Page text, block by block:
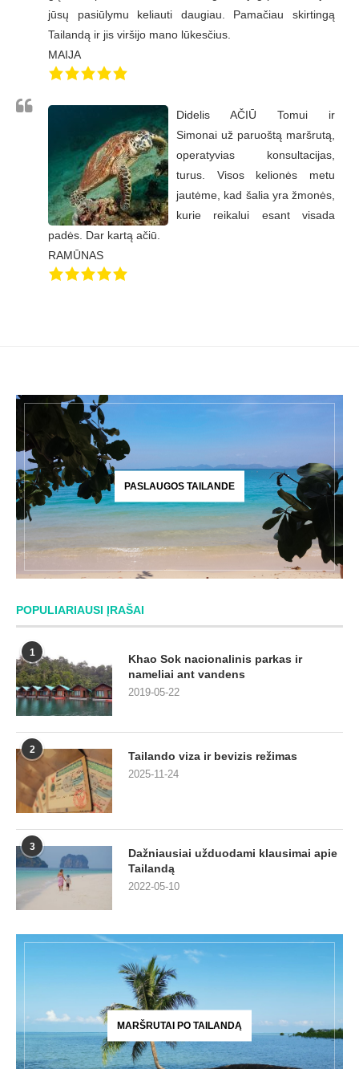
jūsų pasiūlymu keliauti daugiau. Pamačiau skirtingą
Tailandą ir jis viršijo mano lūkesčius.
MAIJA
Didelis AČIŪ Tomui ir
Simonai už paruoštą maršrutą,
operatyvias konsultacijas,
turus. Visos kelionės metu
jautėme, kad šalia yra žmonės,
kurie reikalui esant visada
padės. Dar kartą ačiū.
RAMŪNAS
PASLAUGOS TAILANDE
POPULIARIAUSI ĮRAŠAI
1
Khao Sok nacionalinis parkas ir
nameliai ant vandens
2019-05-22
2 Tailando viza ir bevizis režimas
2025-11-24
3
Dažniausiai užduodami klausimai apie
Tailandą
2022-05-10
MARŠRUTAI PO TAILANDĄ